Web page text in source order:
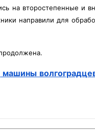
на второстепенные и
направили для